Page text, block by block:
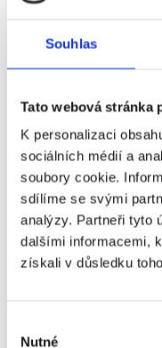
Souhlas
Tato webová stránka
K personalizaci
sociálních médií a
soubory cookie.
sdílíme se svými
analýzy. Partneři tyto
dalšími informacemi,
získali v důsledku
Nutné
funkce
parkování
cena
49 000 Kč